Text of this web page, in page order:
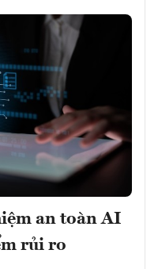
an toàn AI
rủi ro